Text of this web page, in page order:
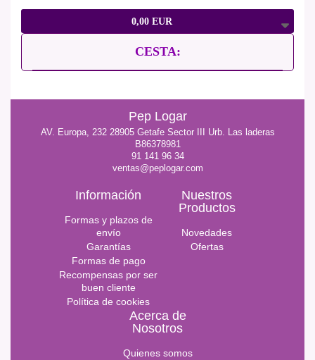
0,00 EUR
CESTA:
Pep Logar
AV. Europa, 232 28905 Getafe Sector III Urb. Las laderas
B86378981
91 141 96 34
ventas@peplogar.com
Información
Formas y plazos de
envío
Garantías
Formas de pago
Recompensas por ser
buen cliente
Política de cookies
Nuestros
Productos
Novedades
Ofertas
Acerca de
Nosotros
Quienes somos